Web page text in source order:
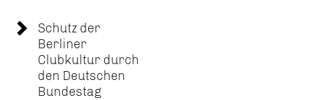
Schutz der
Berliner
Clubkultur durch
den Deutschen
Bundestag